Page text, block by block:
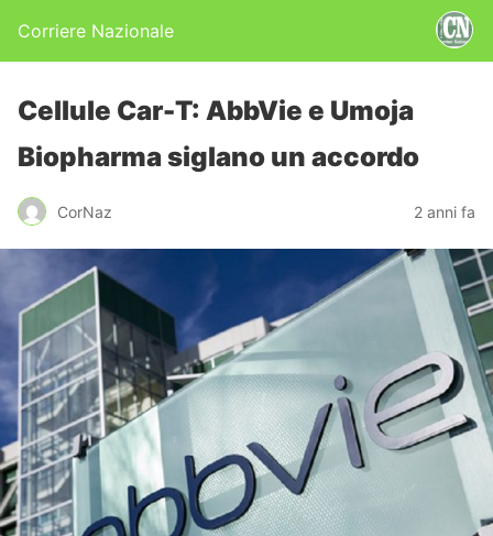
Corriere Nazionale
Cellule Car-T: AbbVie e Umoja
Biopharma siglano un accordo
CorNaz 2 anni fa